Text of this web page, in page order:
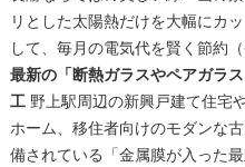
リとした太陽熱だけを大幅にカ
して、毎月の電気代を賢く節約（
最新の「断熱ガラスやペアガラ
工野上駅周辺の新興戸建て住宅
ホーム、移住者向けのモダンな
備されている「金属膜が入った